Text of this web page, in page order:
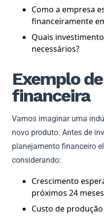
Como a empresa
financeiramente
Quais
necessários?
Exemplo
financeira
Vamos imaginar uma
novo produto. Antes de
planejamento financeiro
considerando:
Crescimento
próximos 24
Custo de